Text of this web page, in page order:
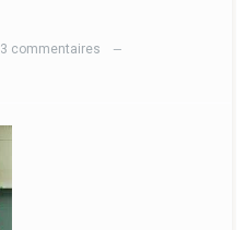
3 commentaires —